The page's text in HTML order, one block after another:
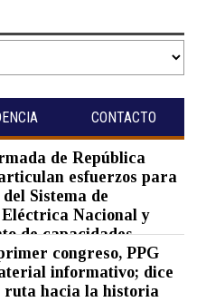
CONTACTO
de República
esfuerzos para
Sistema de
Nacional y
de capacidades.
congreso, PPG
informativo; dice
ruta hacia la historia